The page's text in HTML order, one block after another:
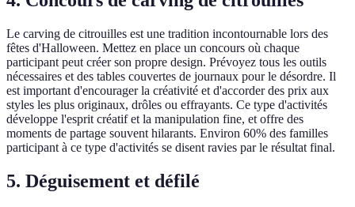
Le carving de citrouilles est une tradition incontournable lors des
fêtes d'Halloween. Mettez en place un concours où chaque
participant peut créer son propre design. Prévoyez tous les outils
nécessaires et des tables couvertes de journaux pour le désordre. Il
est important d'encourager la créativité et d'accorder des prix aux
styles les plus originaux, drôles ou effrayants. Ce type d'activités
développe l'esprit créatif et la manipulation fine, et offre des
moments de partage souvent hilarants. Environ 60% des familles
participant à ce type d'activités se disent ravies par le résultat final.
5. Déguisement et défilé